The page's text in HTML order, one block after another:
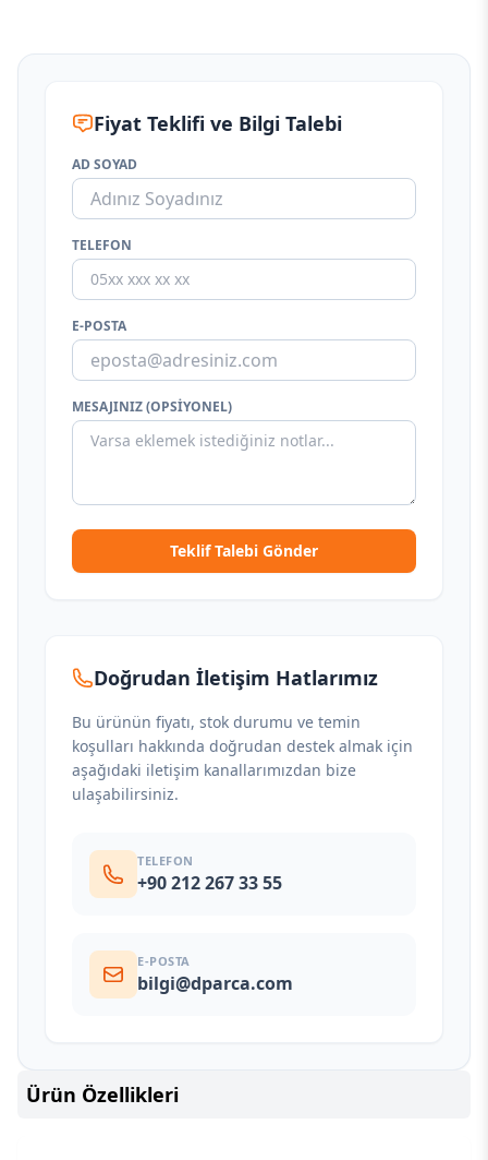
Fiyat Teklifi ve Bilgi Talebi
AD SOYAD
TELEFON
E-POSTA
MESAJINIZ (OPSIYONEL)
Teklif Talebi Gönder
Doğrudan İletişim Hatlarımız
Bu ürünün fiyatı, stok durumu ve temin
koşulları hakkında doğrudan destek almak için
aşağıdaki iletişim kanallarımızdan bize
ulaşabilirsiniz.
TELEFON
+90 212 267 33 55
E-POSTA
bilgi@dparca.com
Ürün Özellikleri